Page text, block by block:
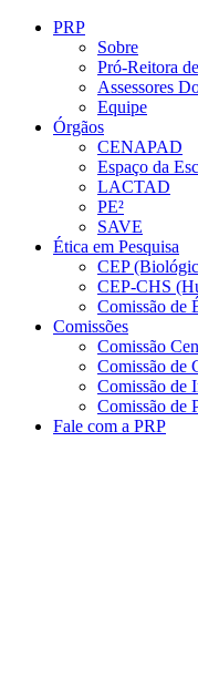
Conteúdo principal
PRP
Sobre
Pró-Reitora
Assessores
Equipe
Órgãos
CENAPAD
Espaço da
LACTAD
PE²
SAVE
Ética em Pesquisa
CEP
CEP-CHS
Comissão de
Comissões
Comissão
Comissão de
Comissão de
Comissão de
Fale com a PRP